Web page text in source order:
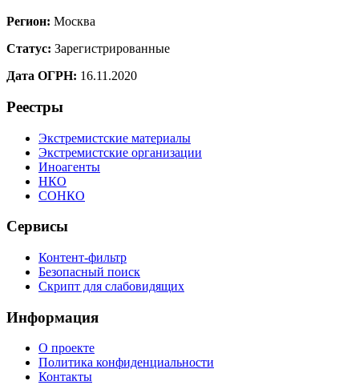
Регион: Москва
Статус: Зарегистрированные
Дата ОГРН: 16.11.2020
Реестры
Экстремистские материалы
Экстремистские организации
Иноагенты
НКО
СОНКО
Сервисы
Контент-фильтр
Безопасный поиск
Скрипт для слабовидящих
Информация
О проекте
Политика конфиденциальности
Контакты